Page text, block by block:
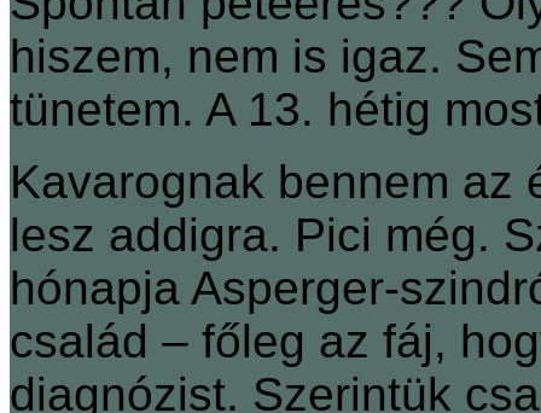
hiszem, nem is igaz.
tünetem. A 13. hétig
Kavarognak bennem az
lesz addigra. Pici még.
hónapja Asperger-
család – főleg az fáj,
diagnózist. Szerintük